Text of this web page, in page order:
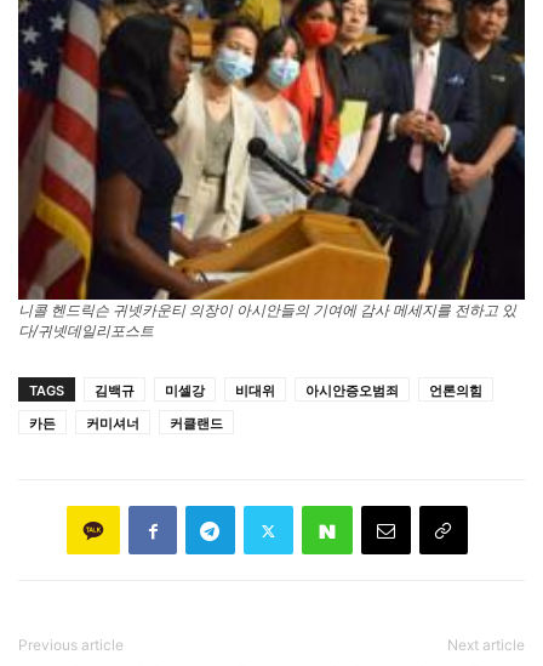
니콜 헨드릭슨 귀넷카운티 의장이 아시안들의 기여에 감사 메세지를 전하고 있
다/귀넷데일리포스트
TAGS 김백규 미셀강 비대위 아시안증오범죄
언론의힘
카든
커미셔너 커클랜드
Previous article Next article